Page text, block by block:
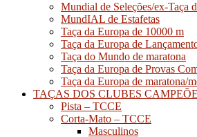
Mundial de Seleções/ex-Taça
MundIAL de Estafetas
Taça da Europa de 10000 m
Taça da Europa de
Taça do Mundo de maratona
Taça da Europa de Provas
Taça da Europa de maratona/
TAÇAS DOS CLUBES
Pista – TCCE
Corta-Mato – TCCE
Masculinos